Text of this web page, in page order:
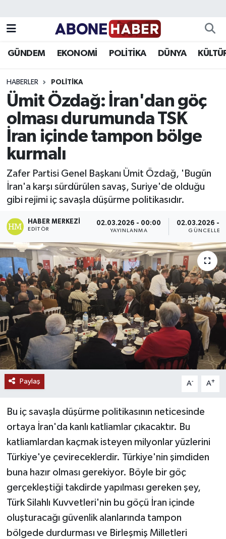
GÜNDEM EKONOMİ POLİTİKA DÜNYA
HABERLER POLITIKA
Ümit Özdağ: İran'dan göç
olması durumunda TSK
İran içinde tampon bölge
kurmalı
Zafer Partisi Genel Başkanı Ümit Özdağ, 'Bugün
İran'a karşı sürdürülen savaş, Suriye'de olduğu
gibi rejimi iç savaşla düşürme politikasıdır.
HABER MERKEZI
EDITÖR
02.03.2026 - 00:00
YAYINLANMA
02.03.2026 -
Paylaş A- A+
Bu iç savaşla düşürme politikasının neticesinde
ortaya İran'da kanlı katliamlar çıkacaktır. Bu
katliamlardan kaçmak isteyen milyonlar yüzlerini
Türkiye'ye çevireceklerdir. Türkiye'nin şimdiden
buna hazır olması gerekiyor. Böyle bir göç
gerçekleştiği takdirde yapılması gereken şey,
Türk Silahlı Kuvvetleri'nin bu göçü İran içinde
oluşturacağı güvenlik alanlarında tampon
bölgede durdurması ve Birleşmiş Milletleri
Video
Asayiş
Bilim ve Teknoloji
Dünya
Eğitim
Ekonomi
Genel
Gündem
Haberde İnsan
Kültür Sanat
Magazin
Sağlık
Yaşam
Yerel
AboneHaber Özel
Trafik Durumu
Süper Lig Puan Durumu ve Fikstür
Tüm Manşetler
Haber Arşivi